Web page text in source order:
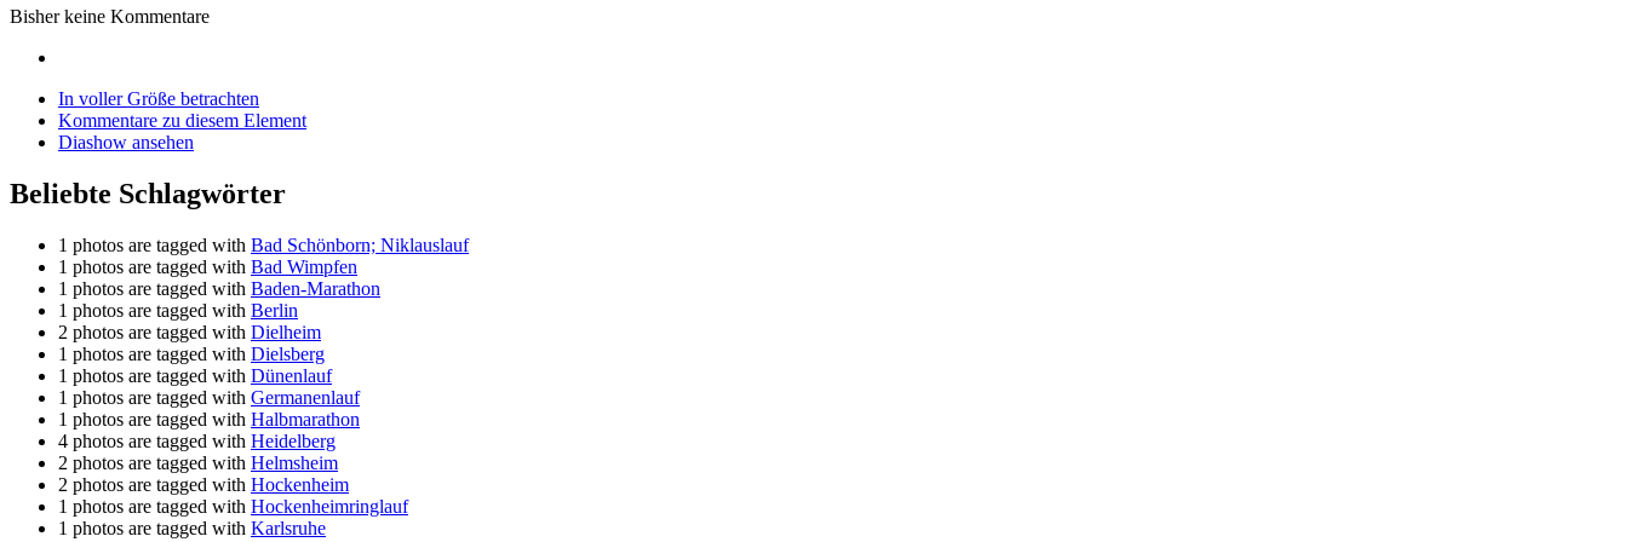
Bisher keine Kommentare
In voller Größe betrachten
Kommentare zu diesem Element
Diashow ansehen
Beliebte Schlagwörter
1 photos are tagged with Bad Schönborn; Niklauslauf
1 photos are tagged with Bad Wimpfen
1 photos are tagged with Baden-Marathon
1 photos are tagged with Berlin
2 photos are tagged with Dielheim
1 photos are tagged with Dielsberg
1 photos are tagged with Dünenlauf
1 photos are tagged with Germanenlauf
1 photos are tagged with Halbmarathon
4 photos are tagged with Heidelberg
2 photos are tagged with Helmsheim
2 photos are tagged with Hockenheim
1 photos are tagged with Hockenheimringlauf
1 photos are tagged with Karlsruhe